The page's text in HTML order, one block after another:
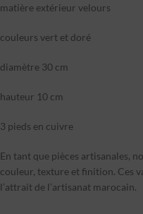
matière extérieur velours
couleurs vert et doré
diamètre 30 cm
hauteur 10 cm
3 pieds en cuivre
En tant que pièces artisanales,
couleur, texture et finition. Ces
l’attrait de l’artisanat marocain.